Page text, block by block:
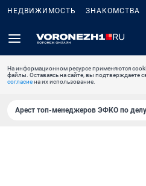
НЕДВИЖИМОСТЬ ЗНАКОМСТВА
На информационном ресурсе применяются
файлы. Оставаясь на сайте, вы подтверждаете
согласиена их использование.
Арест топ-менеджеров ЭФКО по